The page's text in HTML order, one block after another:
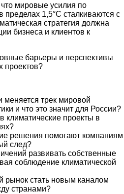
мировые усилия по
пределах 1,5°C сталкиваются с
стратегия должна
бизнеса и клиентов к
барьеры и перспективы
проектов?
меняется трек мировой
и что это значит для России?
климатические проекты в
решения помогают компаниям
след?
развивать собственные
соблюдение климатической
рынок стать новым каналом
странами?